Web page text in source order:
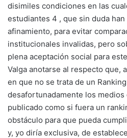
disimiles condiciones en las
estudiantes 4 , que sin duda
afinamiento, para evitar
institucionales invalidas, pero
plena aceptación social para
Valga anotarse al respecto que,
en que no se trata de un
desafortunadamente los
publicado como si fuera un
obstáculo para que pueda
y, yo diría exclusiva, de